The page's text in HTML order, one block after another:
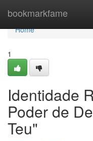
bookmarkfame
Home
Home
1
Identidade
Poder de
Teu"